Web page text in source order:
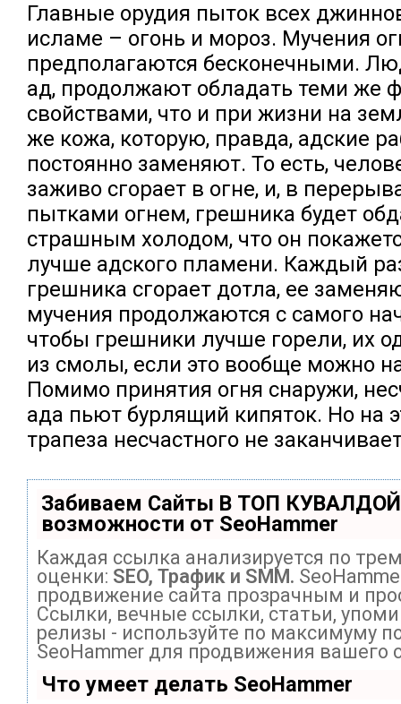
Главные орудия пыток всех
исламе – огонь и мороз. Мучения
предполагаются бесконечными.
ад, продолжают обладать теми же
свойствами, что и при жизни на
же кожа, которую, правда, адские
постоянно заменяют. То есть,
заживо сгорает в огне, и, в
пытками огнем, грешника будет
страшным холодом, что он
лучше адского пламени. Каждый
грешника сгорает дотла, ее
мучения продолжаются с самого
чтобы грешники лучше горели, их
из смолы, если это вообще можно
Помимо принятия огня снаружи,
ада пьют бурлящий кипяток. Но на
трапеза несчастного не
Забиваем Сайты В ТОП
возможности от SeoHammer
Каждая ссылка анализируется по
оценки: SEO, Трафик и SMM.
продвижение сайта прозрачным и
Ссылки, вечные ссылки, статьи,
релизы - используйте по максимуму
SeoHammer для продвижения вашего
Что умеет делать SeoHammer